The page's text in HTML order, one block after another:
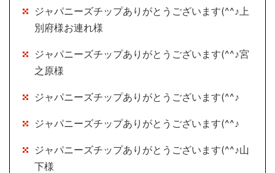
ジャパニーズチップありがとうございます(^^♪上
別府様お連れ様
ジャパニーズチップありがとうございます(^^♪宮
之原様
ジャパニーズチップありがとうございます(^^♪
ジャパニーズチップありがとうございます(^^♪
ジャパニーズチップありがとうございます(^^♪山
下様